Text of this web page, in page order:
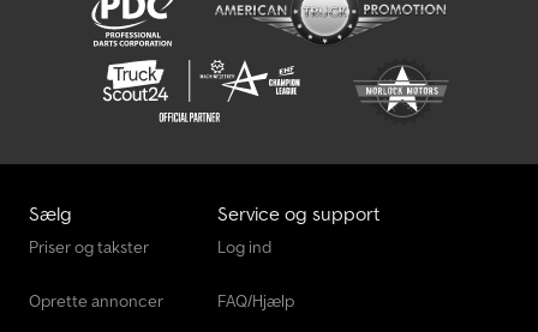
justerbare sidespejle - Førerairbag - Fjernbetjent centrallås -
Bagdøre - Træbeklædning - Højdejusterbart førersæde -
Højdejusterbart rat - Sideairbags foran - Lastrum - Armlæn foran -
Multifunktionsrat - Parkeringssensorer bag - Radio - Radio med
DAB+ - Sideskydedør i højre side - Start/stop-system -
Sælg
Priser og takster
Oprette annoncer
Service og support
Log ind
FAQ/Hjælp